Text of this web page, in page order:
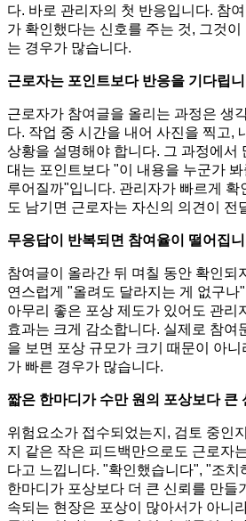
다. 바로 관리자의 첫 반응입니다. 참
가 확인했다는 신호를 주는 것, 그것이
는 경우가 많습니다.
근로자는 포인트보다 반응을 기다립
근로자가 참여글을 올리는 과정은 생
다. 작업 중 시간을 내어 사진을 찍고,
상황을 설명해야 합니다. 그 과정에서
대는 포인트보다 "이 내용을 누군가 봐
루어질까"입니다. 관리자가 빠르게
도 남기면 근로자는 자신의 의견이 전
무응답이 반복되면 참여율이 떨어집
참여글이 올라간 뒤 며칠 동안 확인되
연스럽게 "올려도 달라지는 게 없구나
아무리 좋은 포상 제도가 있어도 관리
효과는 크게 감소합니다. 실제로 참여
을 보면 포상 규모가 크기 때문이 아
가 빠른 경우가 많습니다.
짧은 한마디가 수만 원의 포상보다 큰
위험요소가 접수되었는지, 검토 중인
지 같은 작은 피드백만으로도 근로자
다고 느낍니다. "확인했습니다", "조치
한마디가 포상보다 더 큰 신뢰를 만들
속되는 현장은 포상이 많아서가 아니